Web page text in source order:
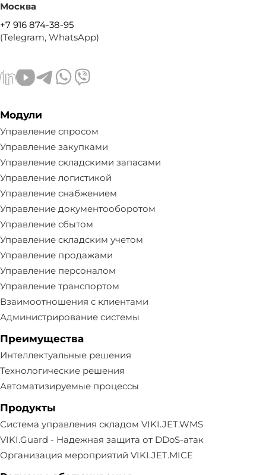
Москва
+7 916 874-38-95
(Telegram, WhatsApp)
Модули
Управление спросом
Управление закупками
Управление складскими запасами
Управление логистикой
Управление снабжением
Управление документооборотом
Управление сбытом
Управление складским учетом
Управление продажами
Управление персоналом
Управление транспортом
Взаимоотношения с клиентами
Администрирование системы
Преимущества
Интеллектуальные решения
Технологические решения
Автоматизируемые процессы
Продукты
Система управления складом VIKI.JET.WMS
VIKI.Guard - Надежная защита от DDoS-атак
Организация мероприятий VIKI.JET.MICE